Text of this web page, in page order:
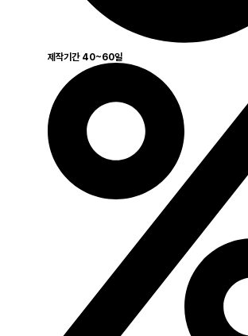
제작기간 40~60일